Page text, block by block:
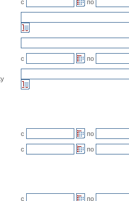
с по
с по
с по
с по
с по